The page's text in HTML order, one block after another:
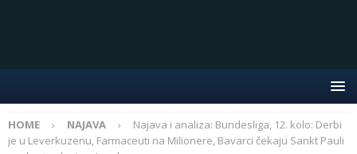
HOME NAJAVA
Najava i analiza: Bundesliga, 12. kolo: Derbi
je u Leverkuzenu, Farmaceuti na Milionere, Bavarci čekaju Sankt Pauli